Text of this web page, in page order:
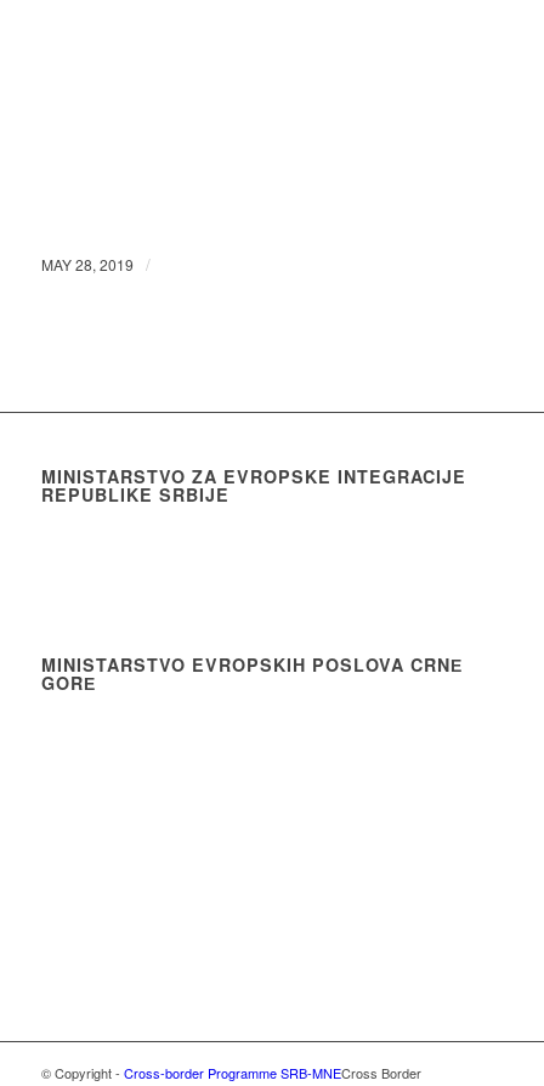
MAY 28, 2019 /
MINISTARSTVO ZA EVROPSKE INTEGRACIJE
REPUBLIKE SRBIJE
MINISTARSTVO EVROPSKIH POSLOVA CRNЕ
GORЕ
© Copyright - Cross-border Programme SRB-MNECross Border